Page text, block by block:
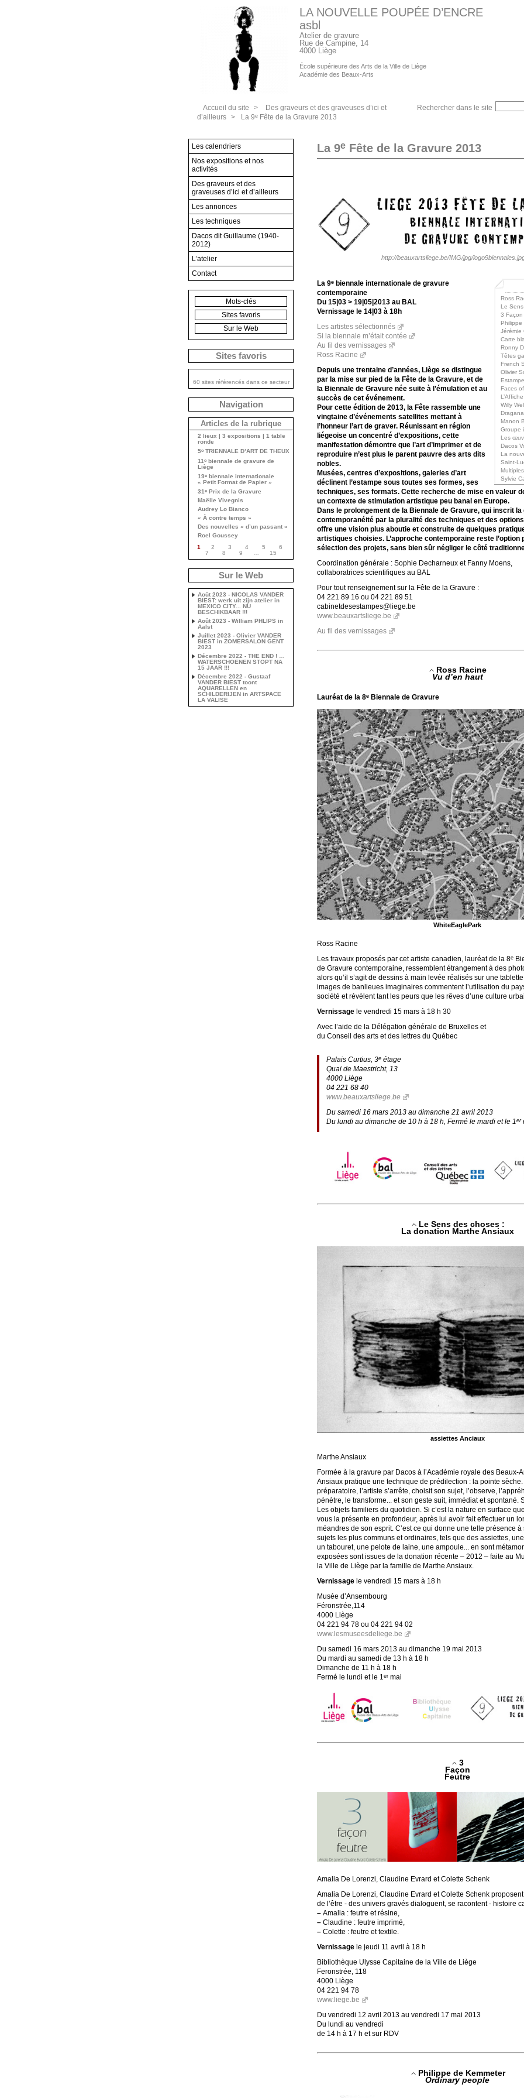
LA NOUVELLE POUPÉE D’ENCRE
asbl
Atelier de gravure
Rue de Campine, 14
4000 Liège
École supérieure des Arts de la Ville de Liège
Académie des Beaux-Arts
Rechercher dans le site
Accueil du site >
Des graveurs et des graveuses d’ici et
d’ailleurs > La 9e Fête de la Gravure 2013
La 9e Fête de la Gravure 2013
http://beauxartsliege.be/IMG/jpg/
Ross
Le
3
Philippe
Jérémie
Carte
Ronny
Têtes
French
Olivier
Faces
Willy
Manon
Groupe
Les
Dacos
La
Saint-
Multiples
Sylvie
La 9e biennale internationale de gravure
contemporaine
Du 15|03 > 19|05|2013 au BAL
Vernissage le 14|03 à 18h
Les artistes sélectionnés
Si la biennale m’était contée
Au fil des vernissages
Ross Racine
Depuis une trentaine d’années, Liège se distingue
par la mise sur pied de la Fête de la Gravure, et de
la Biennale de Gravure née suite à l’émulation et au
succès de cet événement.
Pour cette édition de 2013, la Fête rassemble une
vingtaine d’événements satellites mettant à
l’honneur l’art de graver. Réunissant en région
liégeoise un concentré d’expositions, cette
manifestation démontre que l’art d’imprimer et de
reproduire n’est plus le parent pauvre des arts dits
nobles.
Musées, centres d’expositions, galeries d’art
déclinent l’estampe sous toutes ses formes, ses
techniques, ses formats. Cette recherche de mise en valeur
un contexte de stimulation artistique peu banal en Europe.
Dans le prolongement de la Biennale de Gravure, qui inscrit
contemporanéité par la pluralité des techniques et des
offre une vision plus aboutie et construite de quelques
artistiques choisies. L’approche contemporaine reste l’option
sélection des projets, sans bien sûr négliger le côté
Coordination générale : Sophie Decharneux et Fanny Moens,
collaboratrices scientifiques au BAL
Pour tout renseignement sur la Fête de la Gravure :
04 221 89 16 ou 04 221 89 51
cabinetdesestampes@liege.be
www.beauxartsliege.be
Au fil des vernissages
Ross Racine
Vu d’en haut
Lauréat de la 8e Biennale de Gravure
WhiteEaglePark
Ross Racine
Les travaux proposés par cet artiste canadien, lauréat de la 8e
de Gravure contemporaine, ressemblent étrangement à des
alors qu’il s’agit de dessins à main levée réalisés sur une
images de banlieues imaginaires commentent l’utilisation du
société et révèlent tant les peurs que les rêves d’une culture
Vernissage le vendredi 15 mars à 18 h 30
Avec l’aide de la Délégation générale de Bruxelles et
du Conseil des arts et des lettres du Québec
Palais Curtius, 3e étage
Quai de Maestricht, 13
4000 Liège
04 221 68 40
www.beauxartsliege.be
Du samedi 16 mars 2013 au dimanche 21 avril 2013
Du lundi au dimanche de 10 h à 18 h, Fermé le mardi et le 1 er
Le Sens des choses :
La donation Marthe Ansiaux
assiettes Anciaux
Marthe Ansiaux
Formée à la gravure par Dacos à l’Académie royale des Beaux-
Ansiaux pratique une technique de prédilection : la pointe
préparatoire, l’artiste s’arrête, choisit son sujet, l’observe,
pénètre, le transforme... et son geste suit, immédiat et spontané.
Les objets familiers du quotidien. Si c’est la nature en surface
vous la présente en profondeur, après lui avoir fait effectuer un
méandres de son esprit. C’est ce qui donne une telle présence
sujets les plus communs et ordinaires, tels que des assiettes,
un tabouret, une pelote de laine, une ampoule... en sont
exposées sont issues de la donation récente – 2012 – faite au
la Ville de Liège par la famille de Marthe Ansiaux.
Vernissage le vendredi 15 mars à 18 h
Musée d’Ansembourg
Féronstrée,114
4000 Liège
04 221 94 78 ou 04 221 94 02
www.lesmuseesdeliege.be
Du samedi 16 mars 2013 au dimanche 19 mai 2013
Du mardi au samedi de 13 h à 18 h
Dimanche de 11 h à 18 h
Fermé le lundi et le 1er mai
3
Façon
Feutre
Amalia De Lorenzi, Claudine Evrard et Colette Schenk
Amalia De Lorenzi, Claudine Evrard et Colette Schenk
de l’être - des univers gravés dialoguent, se racontent - histoire
– Amalia : feutre et résine,
– Claudine : feutre imprimé,
– Colette : feutre et textile.
Vernissage le jeudi 11 avril à 18 h
Bibliothèque Ulysse Capitaine de la Ville de Liège
Feronstrée, 118
4000 Liège
04 221 94 78
www.liege.be
Du vendredi 12 avril 2013 au vendredi 17 mai 2013
Du lundi au vendredi
de 14 h à 17 h et sur RDV
Philippe de Kemmeter
Ordinary people
Les calendriers
Nos expositions et nos
activités
Des graveurs et des
graveuses d’ici et d’ailleurs
Les annonces
Les techniques
Dacos dit Guillaume (1940-
2012)
L’atelier
Contact
Mots-clés
Sites favoris
Sur le Web
Sites favoris
60 sites référencés dans ce secteur
Navigation
Articles de la rubrique
2 lieux | 3 expositions | 1 table
ronde
5e TRIENNALE D’ART DE THEUX
11 e biennale de gravure de
Liège
19e biennale internationale
« Petit Format de Papier »
31e Prix de la Gravure
Maëlle Vivegnis
Audrey Lo Bianco
« À contre temps »
Des nouvelles « d’un passant »
Roel Goussey
1
2 3 4 5
6
7
8 9 … 15
Sur le Web
Août 2023 - NICOLAS VANDER
BIEST: werk uit zijn atelier in
MEXICO CITY... NU
BESCHIKBAAR !!!
Août 2023 - William PHLIPS in
Aalst
Juillet 2023 - Olivier VANDER
BIEST in ZOMERSALON GENT
2023
Décembre 2022 - THE END ! …
WATERSCHOENEN STOPT NA
15 JAAR !!!
Décembre 2022 - Gustaaf
VANDER BIEST toont
AQUARELLEN en
SCHILDERIJEN in ARTSPACE
LA VALISE